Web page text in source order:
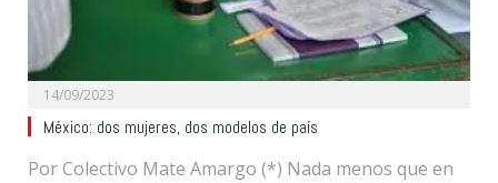
14/09/2023
México: dos mujeres, dos modelos de país
Por Colectivo Mate Amargo (*) Nada menos que en